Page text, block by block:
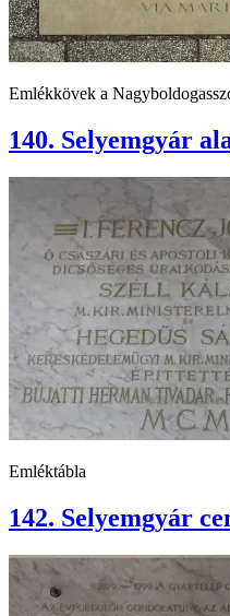
Emlékkövek a
140. Selyemgyár
Emléktábla
142. Selyemgyár